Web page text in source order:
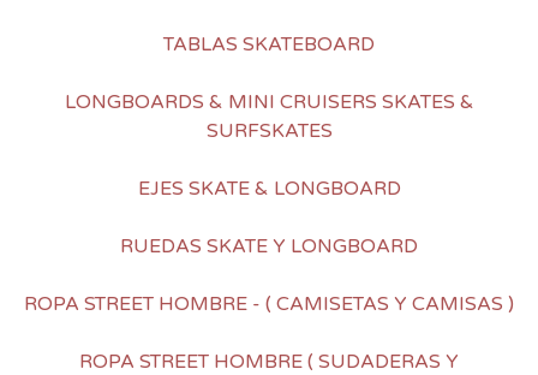
TABLAS SKATEBOARD
LONGBOARDS & MINI CRUISERS SKATES &
SURFSKATES
EJES SKATE & LONGBOARD
RUEDAS SKATE Y LONGBOARD
ROPA STREET HOMBRE - ( CAMISETAS Y CAMISAS )
ROPA STREET HOMBRE ( SUDADERAS Y